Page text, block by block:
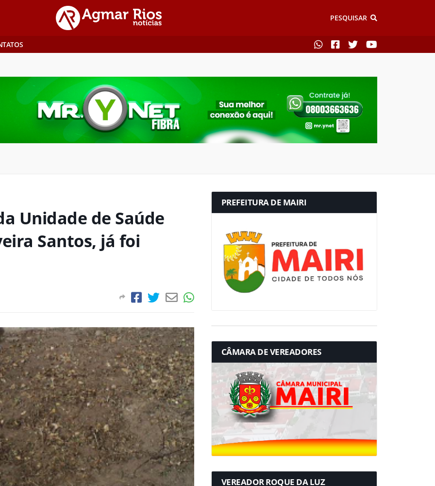
PESQUISAR
Unidade de Saúde
Santos, já foi
PREFEITURA DE MAIRI
CÂMARA DE VEREADORES
VEREADOR ROQUE DA LUZ